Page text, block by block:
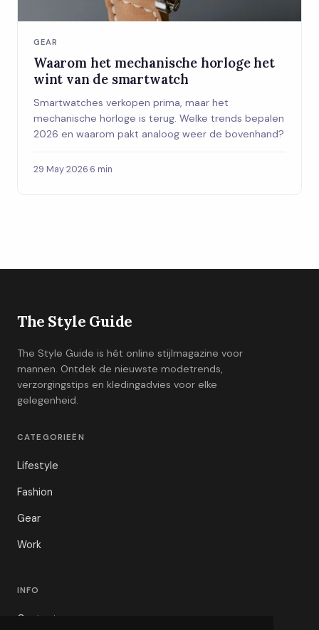
GEAR
Waarom het mechanische horloge het
wint van de smartwatch
Smartwatches verkopen prima, maar het
mechanische horloge is terug. Welke trends bepalen
2026 en waarom pakt analoog weer de bovenhand?
29 May 2026·6 min
The Style Guide
The Style Guide is hét online stijlmagazine voor
mannen. Ontdek de nieuwste modetrends,
verzorgingstips en kledingadvies voor elke
gelegenheid.
CATEGORIEËN
Lifestyle
Fashion
Gear
Work
INFO
Contact